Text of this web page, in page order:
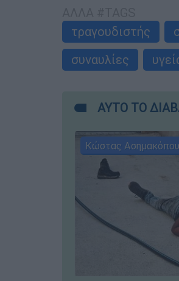
τραγουδιστής
συναυλίες
ΑΥΤΟ ΤΟ
Κώστας